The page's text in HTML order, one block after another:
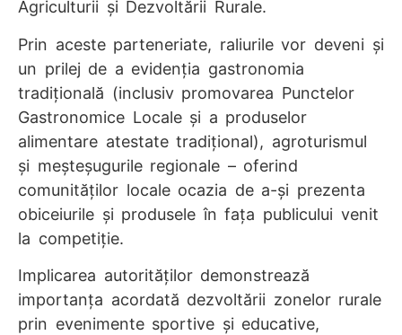
Agriculturii și Dezvoltării Rurale.
Prin aceste parteneriate, raliurile vor deveni și
un prilej de a evidenția gastronomia
tradițională (inclusiv promovarea Punctelor
Gastronomice Locale și a produselor
alimentare atestate tradițional), agroturismul
și meșteșugurile regionale – oferind
comunităților locale ocazia de a-și prezenta
obiceiurile și produsele în fața publicului venit
la competiție.
Implicarea autorităților demonstrează
importanța acordată dezvoltării zonelor rurale
prin evenimente sportive și educative,